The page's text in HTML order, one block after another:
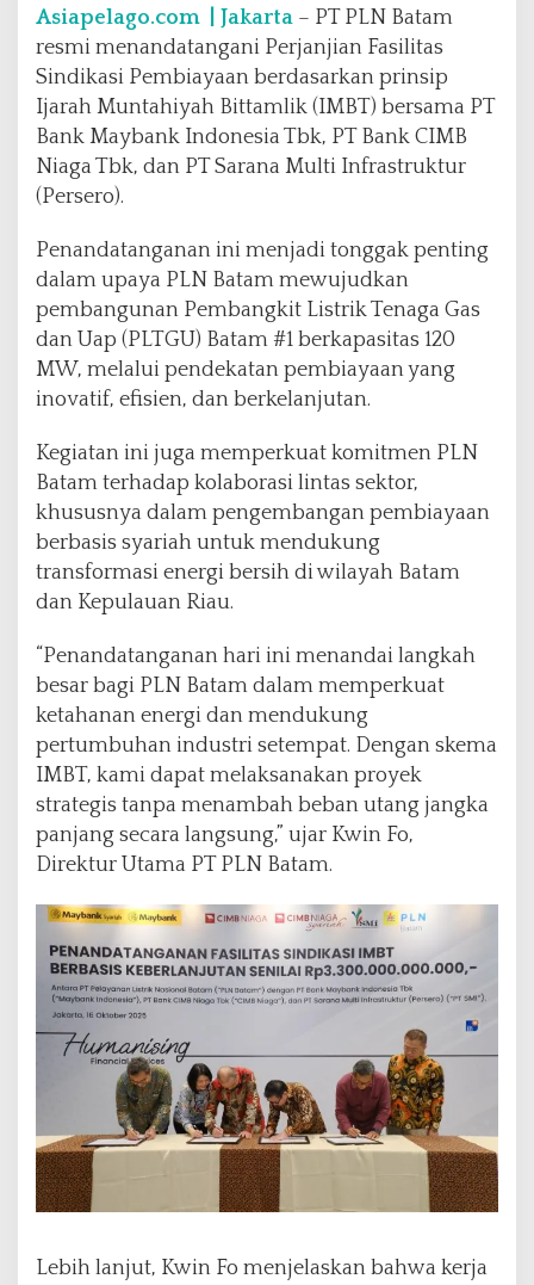
B
e
n
k
m
i
r
a
a
S
r
a
t
e
i
s
e
l
l
u
i
e
m
I
B
T
u
t
k
P
e
g
Asiapelago.com | Jakarta – PT PLN Batam
resmi menandatangani Perjanjian Fasilitas
Sindikasi Pembiayaan berdasarkan prinsip
Ijarah Muntahiyah Bittamlik (IMBT) bersama PT
Bank Maybank Indonesia Tbk, PT Bank CIMB
Niaga Tbk, dan PT Sarana Multi Infrastruktur
(Persero).
Penandatanganan ini menjadi tonggak penting
dalam upaya PLN Batam mewujudkan
pembangunan Pembangkit Listrik Tenaga Gas
dan Uap (PLTGU) Batam #1 berkapasitas 120
MW, melalui pendekatan pembiayaan yang
inovatif, efisien, dan berkelanjutan.
Kegiatan ini juga memperkuat komitmen PLN
Batam terhadap kolaborasi lintas sektor,
khususnya dalam pengembangan pembiayaan
berbasis syariah untuk mendukung
transformasi energi bersih di wilayah Batam
dan Kepulauan Riau.
“Penandatanganan hari ini menandai langkah
besar bagi PLN Batam dalam memperkuat
ketahanan energi dan mendukung
pertumbuhan industri setempat. Dengan skema
IMBT, kami dapat melaksanakan proyek
strategis tanpa menambah beban utang jangka
panjang secara langsung,” ujar Kwin Fo,
Direktur Utama PT PLN Batam.
Lebih lanjut, Kwin Fo menjelaskan bahwa kerja